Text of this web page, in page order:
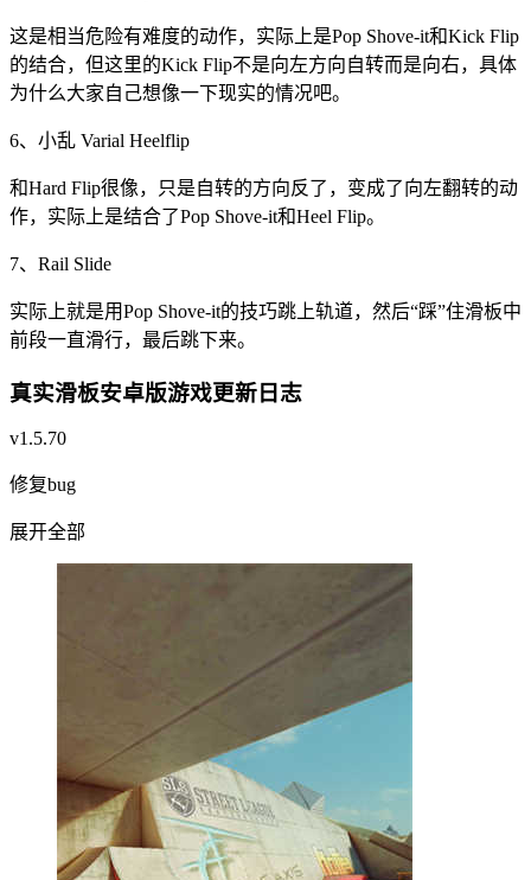
这是相当危险有难度的动作，实际上是Pop Shove-it和Kick Flip
的结合，但这里的Kick Flip不是向左方向自转而是向右，具体
为什么大家自己想像一下现实的情况吧。
6、小乱 Varial Heelflip
和Hard Flip很像，只是自转的方向反了，变成了向左翻转的动
作，实际上是结合了Pop Shove-it和Heel Flip。
7、Rail Slide
实际上就是用Pop Shove-it的技巧跳上轨道，然后“踩”住滑板中
前段一直滑行，最后跳下来。
真实滑板安卓版游戏更新日志
v1.5.70
修复bug
展开全部